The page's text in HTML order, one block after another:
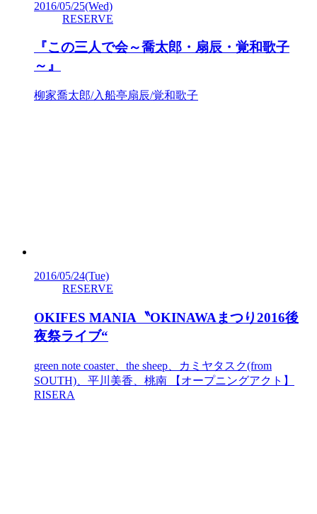
2016/05/25(Wed)
RESERVE
『この三人で会～喬太郎・扇辰・覚和歌子
～』
柳家喬太郎/入船亭扇辰/覚和歌子
2016/05/24(Tue)
RESERVE
OKIFES MANIA〝OKINAWAまつり2016後
夜祭ライブ“
green note coaster、the sheep、カミヤタスク(from
SOUTH)、平川美香、桃南 【オープニングアクト】
RISERA